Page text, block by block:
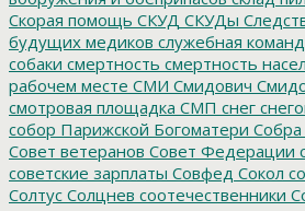
Скорая помощь СКУД СКУДы
будущих медиков служебная
собаки смертность смертность
рабочем месте СМИ Смидович
смотровая площадка СМП снег
собор Парижской Богоматери Собра
Совет ветеранов Совет Федерации
советские зарплаты Совфед Сокол
Солтус Солцнев соотечественники